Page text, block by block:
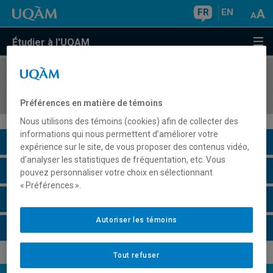
FR EN
Étudier à l'UQAM
COURS//
Description du cours
Horaire - Été 2026
Préférences en matière de témoins
Nous utilisons des témoins (cookies) afin de collecter des
informations qui nous permettent d’améliorer votre
expérience sur le site, de vous proposer des contenus vidéo,
d’analyser les statistiques de fréquentation, etc. Vous
pouvez personnaliser votre choix en sélectionnant
« Préférences ».
Tout refuser
Autoriser les témoins